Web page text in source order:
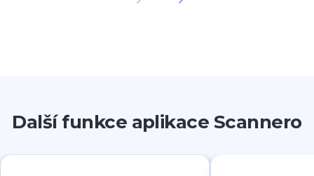
Další funkce aplikace Scannero